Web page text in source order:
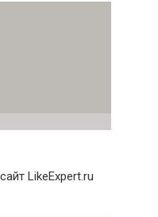
LikeExpert.ru